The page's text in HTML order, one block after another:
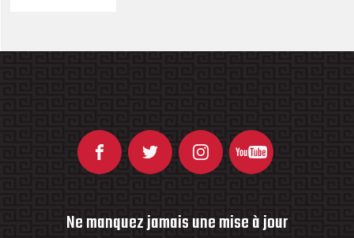
Ne manquez jamais une mise à jour